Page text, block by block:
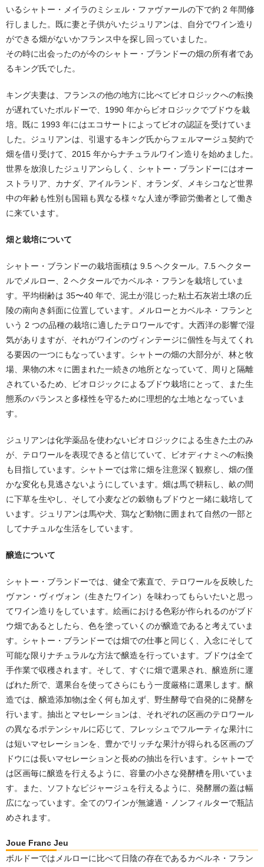
いるシャトー・メイラのミシェル・ファヴァールの下で約 2 年間修
行しました。既に妻と子供がいたジュリアンは、自分でワイン造り
ができる畑がないかフランス中を探し回っていました。
その時に出会ったのが今のシャトー・ブランドーの畑の所有者であ
るキング氏でした。
キング夫妻は、フランスの他の地方に比べてビオロジックへの転換
が遅れていたボルドーで、1990 年からビオロジックでブドウを栽
培。既に 1993 年にはエコサートによってビオの認証を受けていま
した。ジュリアンは、引退するキング氏からフェルマージュ契約で
畑を借り受けて、2015 年からナチュラルワイン造りを始めました。
世界を放浪したジュリアンらしく、シャトー・ブランドーにはオー
ストラリア、カナダ、アイルランド、オランダ、メキシコなど世界
中の年齢も性別も国籍も異なる様々な人達が季節労働者として働き
に来ています。
畑と栽培について
シャトー・ブランドーの栽培面積は 9.5 ヘクタール。7.5 ヘクター
ルでメルロー、2 ヘクタールでカベルネ・フランを栽培していま
す。平均樹齢は 35〜40 年で、泥土が混じった粘土石灰岩土壌の丘
陵の南向き斜面に位置しています。メルローとカベルネ・フランと
いう 2 つの品種の栽培に適したテロワールです。⼤⻄洋の影響で湿
気がありますが、それがワインのヴィンテージに個性を与えてくれ
る要因の⼀つにもなっています。シャトーの畑の⼤部分が、林と牧
場、果物の木々に囲まれた⼀続きの地所となっていて、周りと隔離
されているため、ビオロジックによるブドウ栽培にとって、また生
態系のバランスと多様性を守るために理想的な土地となっていま
す。
ジュリアンは化学薬品を使わないビオロジックによる生きた土のみ
が、テロワールを表現できると信じていて、ビオディナミへの転換
も目指しています。シャトーでは常に畑を注意深く観察し、畑の僅
かな変化も見逃さないようにしています。畑は馬で耕耘し、畝の間
に下草を生やし、そして⼩⻨などの穀物もブドウと⼀緒に栽培して
います。ジュリアンは馬や犬、鶏など動物に囲まれて自然の⼀部と
してナチュルな生活をしています。
醸造について
シャトー・ブランドーでは、健全で素直で、テロワールを反映した
ヴァン・ヴィヴォン（生きたワイン）を味わってもらいたいと思っ
てワイン造りをしています。絵画における色彩が作られるのがブド
ウ畑であるとしたら、色を塗っていくのが醸造であると考えていま
す。シャトー・ブランドーでは畑での仕事と同じく、入念にそして
可能な限りナチュラルな方法で醸造を行っています。ブドウは全て
手作業で収穫されます。そして、すぐに畑で選果され、醸造所に運
ばれた所で、選果台を使ってさらにもう⼀度厳格に選果します。醸
造では、醸造添加物は全く何も加えず、野生酵⺟で自発的に発酵を
行います。抽出とマセレーションは、それぞれの区画のテロワール
の異なるポテンシャルに応じて、フレッシュでフルーティな果汁に
は短いマセレーションを、豊かでリッチな果汁が得られる区画のブ
ドウには⻑いマセレーションと⻑めの抽出を行います。シャトーで
は区画毎に醸造を行えるように、容量の⼩さな発酵槽を用いていま
す。また、ソフトなピジャージュを行えるように、発酵層の蓋は幅
広になっています。全てのワインが無濾過・ノンフィルターで瓶詰
めされます。
Joue Franc Jeu
ボルドーではメルローに比べて日陰の存在であるカベルネ・フラン